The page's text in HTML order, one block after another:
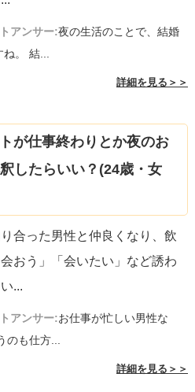
アンサー:夜の生活のことで、結婚
ね。 結...
詳細を見る＞＞
が仕事終わりとか夜のお
したらいい？(24歳・女
合った男性と仲良くなり、飲
おう」「会いたい」など誘わ
...
アンサー:お仕事が忙しい男性な
のも仕方...
詳細を見る＞＞